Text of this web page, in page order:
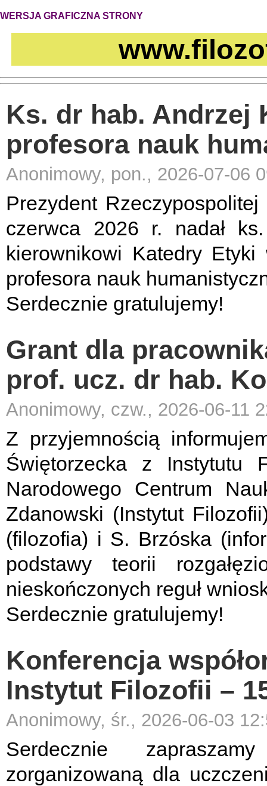
WERSJA GRAFICZNA STRONY
Ks. dr hab. Andrzej
profesora nauk
Anonimowy, pon., 2026-07-06
Prezydent
czerwca 2026 r. nadał
kierownikowi Katedry
profesora nauk
Serdecznie gratulujemy!
Grant dla
prof. ucz. dr hab.
Anonimowy, czw., 2026-06-11
Z przyjemnością
Świętorzecka z Instytutu
Narodowego Centrum
Zdanowski (Instytut
(filozofia) i S. Brzóska
podstawy teorii
nieskończonych reguł
Serdecznie gratulujemy!
Konferencja
Instytut Filozofii –
Anonimowy, śr., 2026-06-03
Serdecznie
zorganizowaną dla